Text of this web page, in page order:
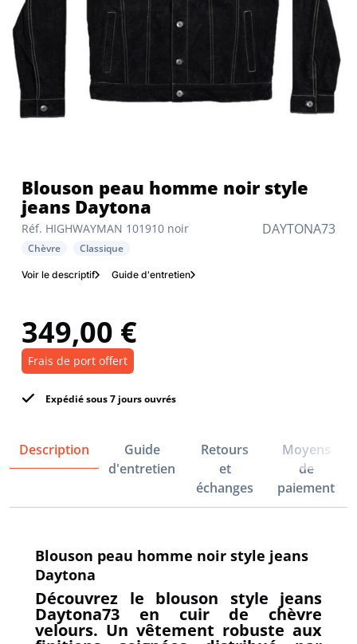
DAYTONA73
Réf. HIGHWAYMAN 101910 noir
Blouson peau homme noir style
jeans Daytona
Chèvre Classique
Voir le descriptif Guide d'entretien
349,00 €
Frais de port offert
Expédié sous 7 jours ouvrés
Description
Guide
d'entretien
Retours
et
échanges
Moyens
de
paiement
Blouson peau homme noir style jeans
Daytona
Découvrez le blouson style jeans
Daytona73 en cuir de chèvre
velours. Un vêtement robuste aux